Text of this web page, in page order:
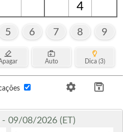
4
5 6 7 8 9
Auto Dica (3)
09/08/2026 (ET)